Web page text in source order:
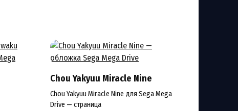
Chou Yakyuu Miracle Nine
Chou Yakyuu Miracle Nine для Sega Mega
Drive — страница